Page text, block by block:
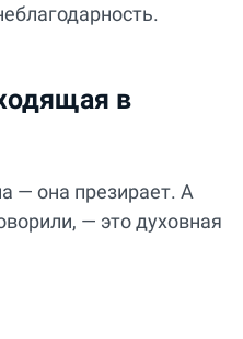
в
— она презирает. А
— это духовная